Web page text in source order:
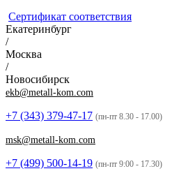
Сертификат соответствия
Екатеринбург
/
Москва
/
Новосибирск
ekb@metall-kom.com
+7 (343) 379-47-17 (пн-пт 8.30 - 17.00)
msk@metall-kom.com
+7 (499) 500-14-19 (пн-пт 9:00 - 17.30)